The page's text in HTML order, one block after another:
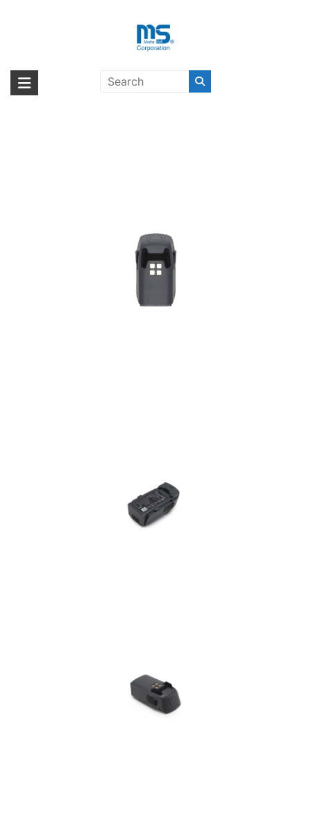
海外輸入ブランド商品｜株式会社
海外事業部が取り揃えている海外輸入商品には、日本では珍しい「海外ブ
ランド」をはじめ「ユニークな商品」「機能的な商品」「コストパフォー
3 Intelligent Flight Battery〔ディー